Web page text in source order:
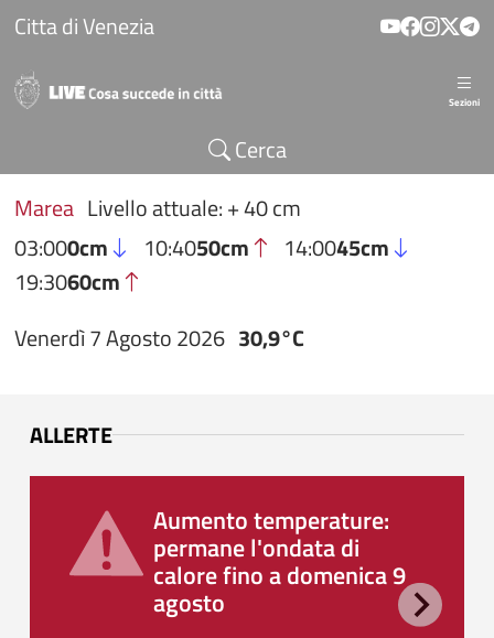
Salta al contenuto principale
Citta di Venezia
Sezioni
Cerca
Marea Livello attuale: + 40 cm
03:000cm 10:4050cm 14:0045cm
19:3060cm
Venerdì 7 Agosto 2026 30,9°C
ALLERTE
Aumento temperature:
permane l'ondata di
calore fino a domenica 9
agosto